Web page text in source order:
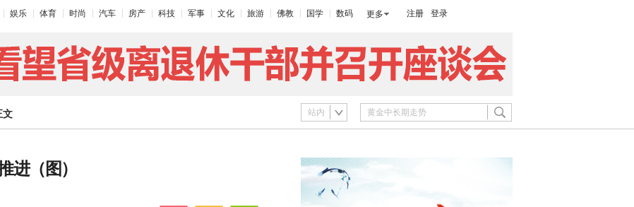
娱乐 体育 时尚 汽车 房产 科技 军事 文化 旅游 佛教 国学 数码 更多 注册 登录
文 站内
进（图）